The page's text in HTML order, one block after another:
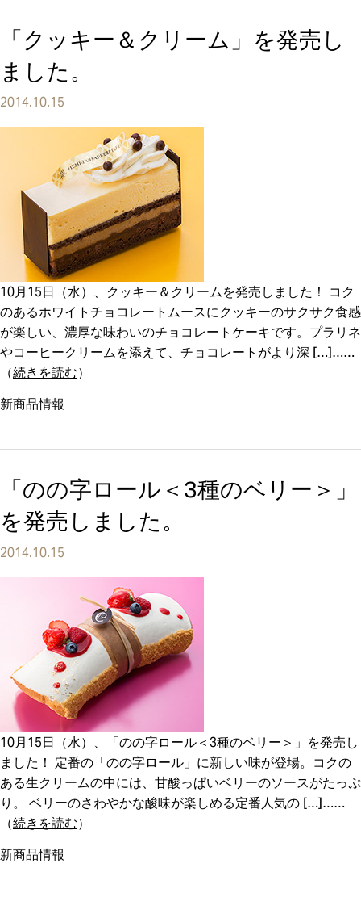
「クッキー＆クリーム」を発売し
ました。
2014.10.15
10月15日（水）、クッキー＆クリームを発売しました！ コク
のあるホワイトチョコレートムースにクッキーのサクサク食感
が楽しい、濃厚な味わいのチョコレートケーキです。プラリネ
やコーヒークリームを添えて、チョコレートがより深 […]
（続きを読む）
新商品情報
「のの字ロール＜3種のベリー＞」
を発売しました。
2014.10.15
10月15日（水）、「のの字ロール＜3種のベリー＞」を発売し
ました！ 定番の「のの字ロール」に新しい味が登場。コクの
ある生クリームの中には、甘酸っぱいベリーのソースがたっぷ
り。 ベリーのさわやかな酸味が楽しめる定番人気の […]
（続きを読む）
新商品情報